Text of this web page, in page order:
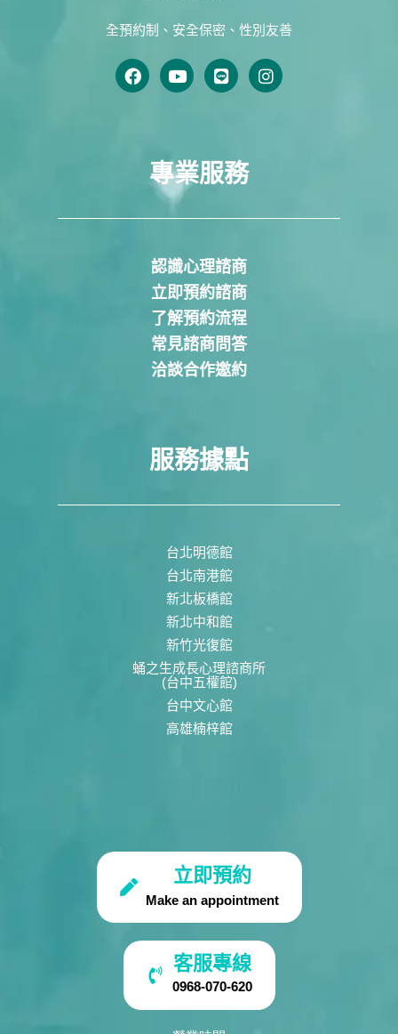
全預約制、安全保密、性別友善
專業服務
認識心理諮商
立即預約諮商
了解預約流程
常見諮商問答
洽談合作邀約
服務據點
台北明德館
台北南港館
新北板橋館
新北中和館
新竹光復館
蛹之生成長心理諮商所
(台中五權館)
台中文心館
高雄楠梓館
立即預約
Make an appointment
客服專線
0968-070-620